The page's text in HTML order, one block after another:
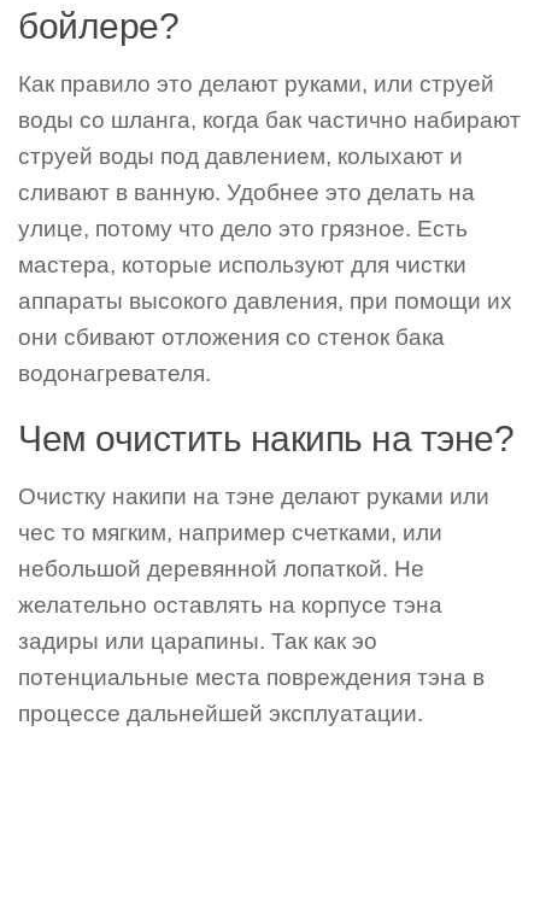
бойлере?
Как правило это делают руками, или струей
воды со шланга, когда бак частично набирают
струей воды под давлением, колыхают и
сливают в ванную. Удобнее это делать на
улице, потому что дело это грязное. Есть
мастера, которые используют для чистки
аппараты высокого давления, при помощи их
они сбивают отложения со стенок бака
водонагревателя.
Чем очистить накипь на тэне?
Очистку накипи на тэне делают руками или
чес то мягким, например счетками, или
небольшой деревянной лопаткой. Не
желательно оставлять на корпусе тэна
задиры или царапины. Так как эо
потенциальные места повреждения тэна в
процессе дальнейшей эксплуатации.